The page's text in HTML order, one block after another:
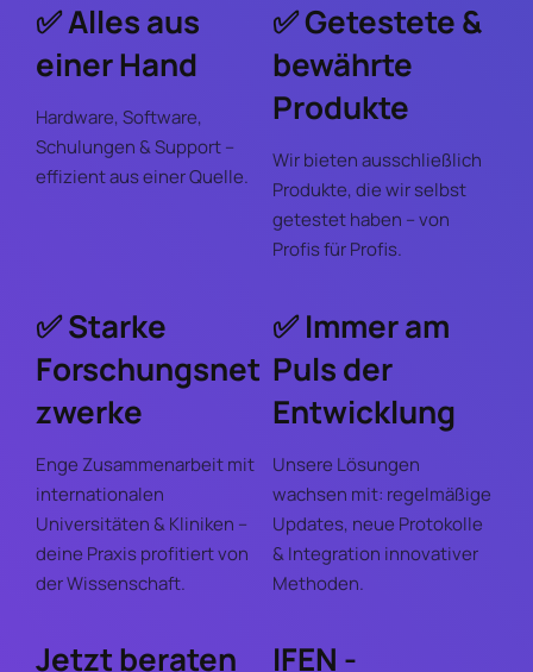
✅ Alles aus
einer Hand
Hardware, Software,
Schulungen & Support –
effizient aus einer Quelle.
✅ Getestete &
bewährte
Produkte
Wir bieten ausschließlich
Produkte, die wir selbst
getestet haben – von
Profis für Profis.
✅ Starke
Forschungsnet
zwerke
Enge Zusammenarbeit mit
internationalen
Universitäten & Kliniken –
deine Praxis profitiert von
der Wissenschaft.
✅ Immer am
Puls der
Entwicklung
Unsere Lösungen
wachsen mit: regelmäßige
Updates, neue Protokolle
& Integration innovativer
Methoden.
Jetzt beraten
IFEN -